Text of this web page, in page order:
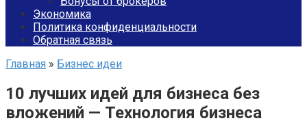
Экономика
Политика конфиденциальности
Обратная связь
Главная » Бизнес идеи
10 лучших идей для бизнеса без
вложений — Технология бизнеса